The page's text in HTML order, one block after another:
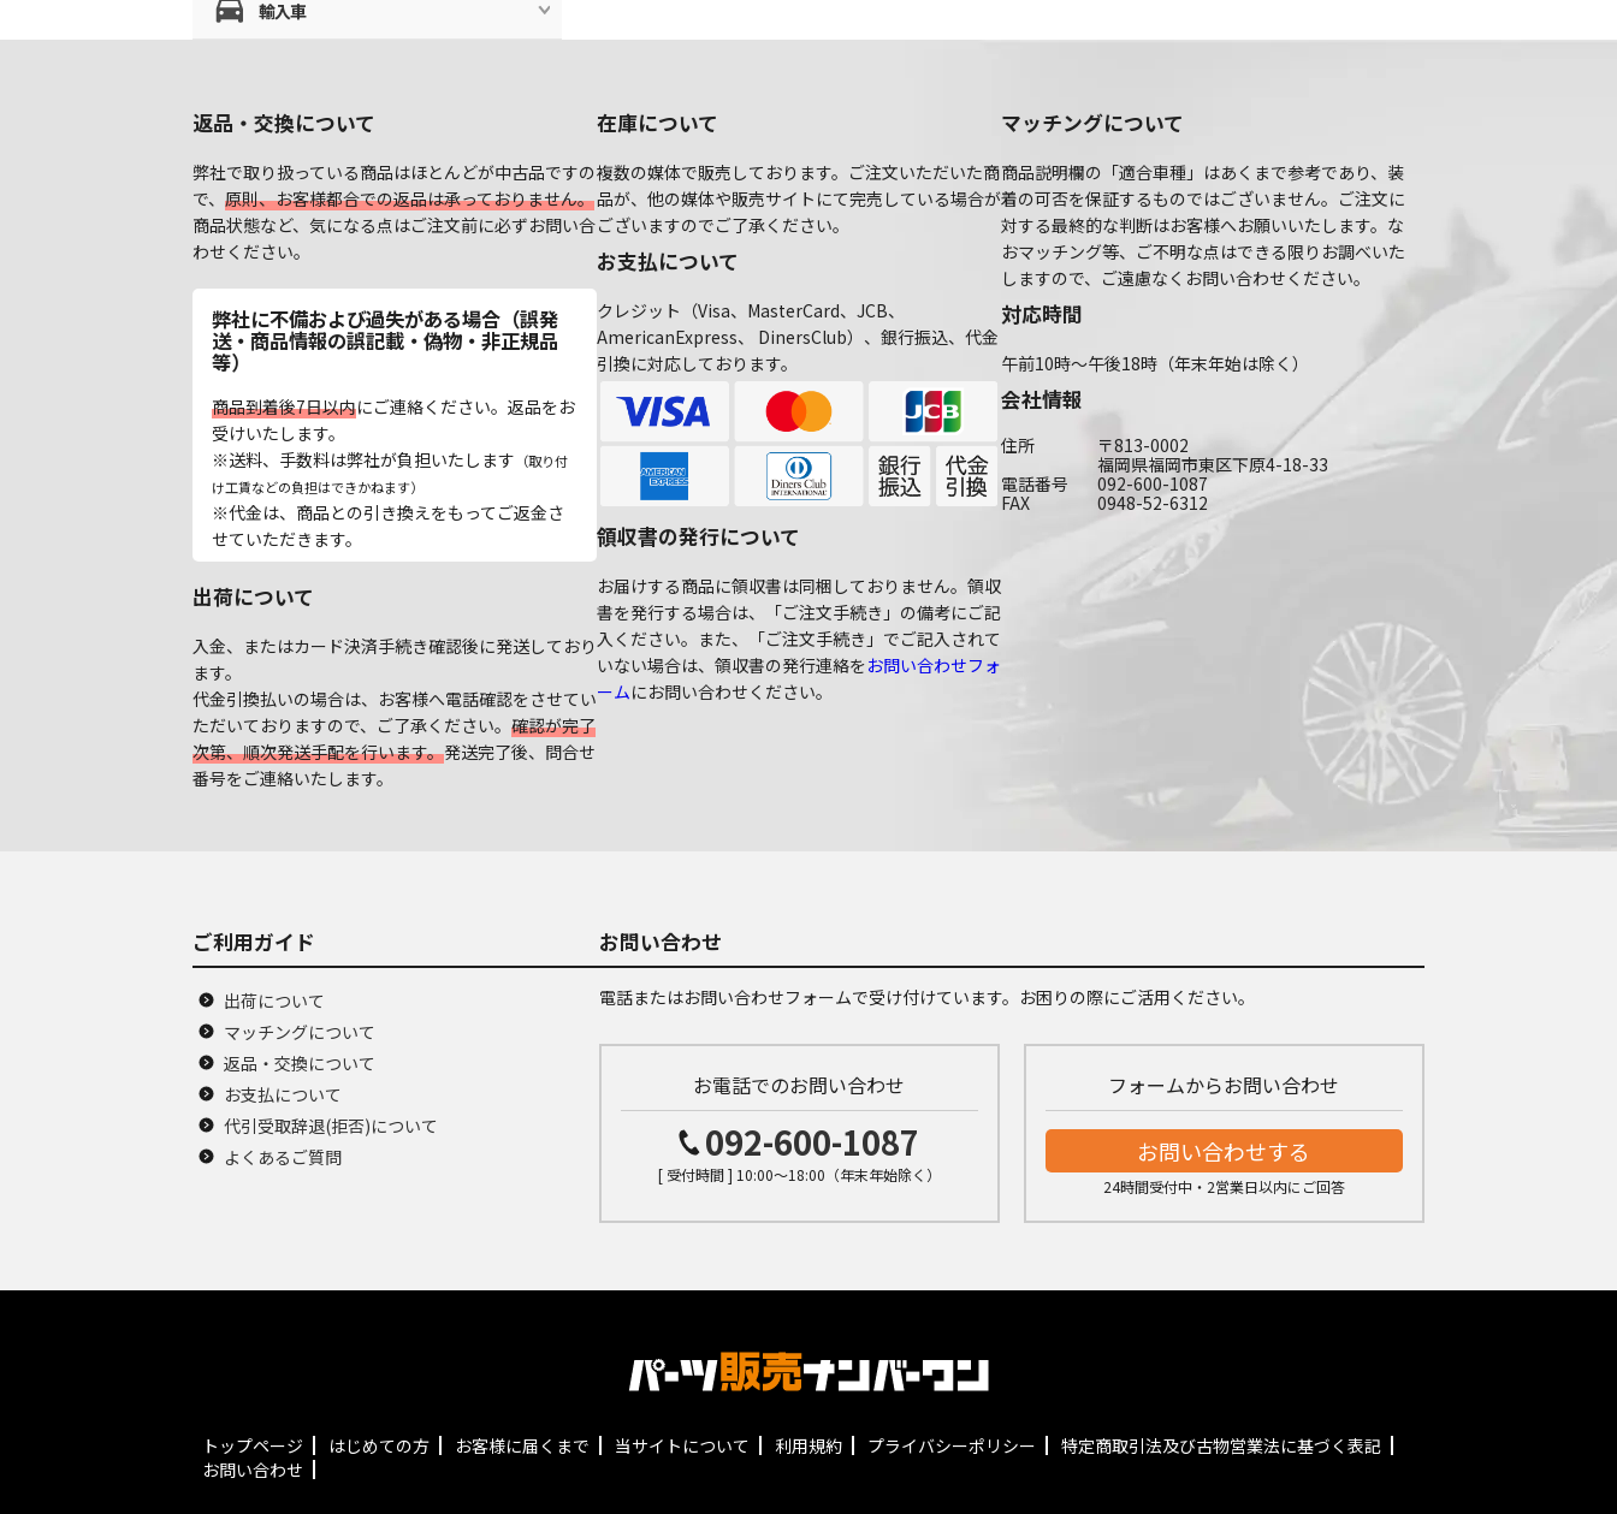
輸入車
返品・交換について
弊社で取り扱っている商品はほとんどが中古品ですの
で、 原則、お客様都合での返品は承っておりません。
商品状態など、気になる点はご注文前に必ずお問い合
わせください。
弊社に不備および過失がある場合（誤発
送・商品情報の誤記載・偽物・非正規品
等）
商品到着後7日以内にご連絡ください。返品をお
受けいたします。
※送料、手数料は弊社が負担いたします （取り付
け工賃などの負担はできかねます）
※代金は、商品との引き換えをもってご返金さ
せていただきます。
出荷について
入金、またはカード決済手続き確認後に発送しており
ます。
代金引換払いの場合は、お客様へ電話確認をさせてい
ただいておりますので、ご了承ください。 確認が完了
次第、順次発送手配を行います。発送完了後、問合せ
番号をご連絡いたします。
在庫について
複数の媒体で販売しております。ご注文いただいた商
品が、他の媒体や販売サイトにて完売している場合が
ございますのでご了承ください。
お支払について
クレジット（Visa、MasterCard、JCB、
AmericanExpress、 DinersClub）、銀行振込、代金
引換に対応しております。
領収書の発行について
お届けする商品に領収書は同梱しておりません。領収
書を発行する場合は、「ご注文手続き」の備考にご記
入ください。また、「ご注文手続き」でご記入されて
いない場合は、領収書の発行連絡をお問い合わせフォ
ームにお問い合わせください。
マッチングについて
商品説明欄の「適合車種」はあくまで参考であり、装
着の可否を保証するものではございません。ご注文に
対する最終的な判断はお客様へお願いいたします。な
おマッチング等、ご不明な点はできる限りお調べいた
しますので、ご遠慮なくお問い合わせください。
対応時間
午前10時～午後18時（年末年始は除く）
会社情報
住所
〒813-0002
福岡県福岡市東区下原4-18-33
電話番号
092-600-1087
FAX
0948-52-6312
ご利用ガイド
出荷について
マッチングについて
返品・交換について
お支払について
代引受取辞退(拒否)について
よくあるご質問
お問い合わせ
電話またはお問い合わせフォームで受け付けています。お困りの際にご活用ください。
お電話でのお問い合わせ
092-600-1087
[ 受付時間 ] 10:00～18:00（年末年始除く）
フォームからお問い合わせ
お問い合わせする
24時間受付中・2営業日以内にご回答
トップページ はじめての方 お客様に届くまで 当サイトについて 利用規約 プライバシーポリシー
特定商取引法及び古物営業法に基づく表記
お問い合わせ